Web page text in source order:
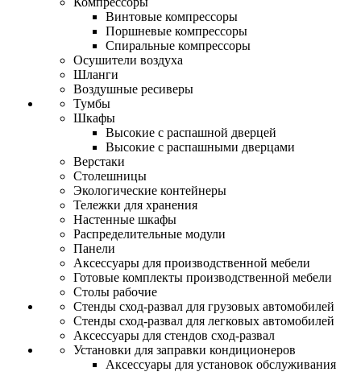
Винтовые компрессоры
Поршневые компрессоры
Спиральные компрессоры
Осушители воздуха
Шланги
Воздушные ресиверы
Тумбы
Шкафы
Высокие с распашной дверцей
Высокие с распашными дверцами
Верстаки
Столешницы
Экологические контейнеры
Тележки для хранения
Настенные шкафы
Распределительные модули
Панели
Аксессуары для производственной мебели
Готовые комплекты производственной мебели
Столы рабочие
Стенды сход-развал для грузовых автомобилей
Стенды сход-развал для легковых автомобилей
Аксессуары для стендов сход-развал
Установки для заправки кондиционеров
Аксессуары для установок обслуживания